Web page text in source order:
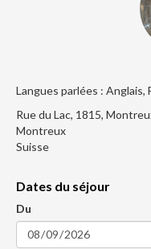
Langues parlées : Anglais,
Rue du Lac, 1815,
Montreux
Suisse
Dates du séjour
Du